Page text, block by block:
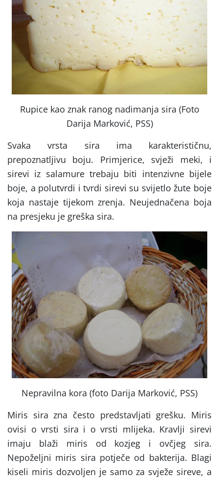
Rupice kao znak ranog nadimanja sira (Foto
Darija Marković, PSS)
Svaka vrsta sira ima karakterističnu,
prepoznatljivu boju. Primjerice, svježi meki, i
sirevi iz salamure trebaju biti intenzivne bijele
boje, a polutvrdi i tvrdi sirevi su svijetlo žute boje
koja nastaje tijekom zrenja. Neujednačena boja
na presjeku je greška sira.
Nepravilna kora (foto Darija Marković, PSS)
Miris sira zna često predstavljati grešku. Miris
ovisi o vrsti sira i o vrsti mlijeka. Kravlji sirevi
imaju blaži miris od kozjeg i ovčjeg sira.
Nepoželjni miris sira potječe od bakterija. Blagi
kiseli miris dozvoljen je samo za svježe sireve, a